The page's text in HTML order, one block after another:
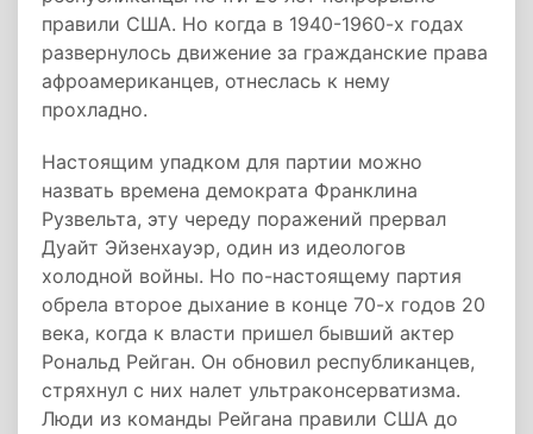
правили США. Но когда в 1940-1960-х годах
развернулось движение за гражданские права
афроамериканцев, отнеслась к нему
прохладно.
Настоящим упадком для партии можно
назвать времена демократа Франклина
Рузвельта, эту череду поражений прервал
Дуайт Эйзенхауэр, один из идеологов
холодной войны. Но по-настоящему партия
обрела второе дыхание в конце 70-х годов 20
века, когда к власти пришел бывший актер
Рональд Рейган. Он обновил республиканцев,
стряхнул с них налет ультраконсерватизма.
Люди из команды Рейгана правили США до